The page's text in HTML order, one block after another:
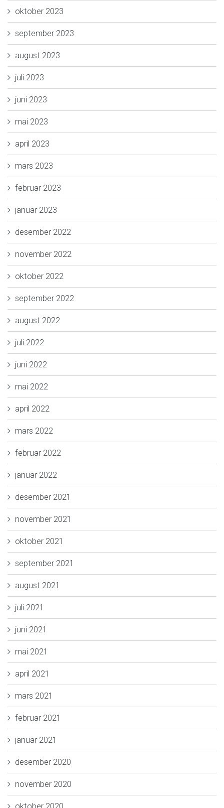
oktober 2023
september 2023
august 2023
juli 2023
juni 2023
mai 2023
april 2023
mars 2023
februar 2023
januar 2023
desember 2022
november 2022
oktober 2022
september 2022
august 2022
juli 2022
juni 2022
mai 2022
april 2022
mars 2022
februar 2022
januar 2022
desember 2021
november 2021
oktober 2021
september 2021
august 2021
juli 2021
juni 2021
mai 2021
april 2021
mars 2021
februar 2021
januar 2021
desember 2020
november 2020